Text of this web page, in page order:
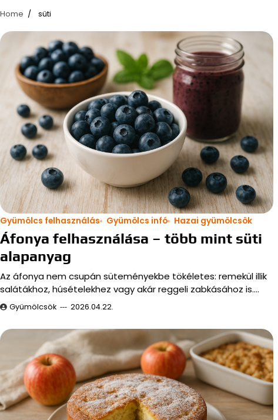
Home süti
Gyümölcs felhasználás Gyümölcs infó Hazai gyümölcsök
Áfonya felhasználása – több mint süti
alapanyag
Az áfonya nem csupán süteményekbe tökéletes: remekül illik
salátákhoz, húsételekhez vagy akár reggeli zabkásához is.…
Gyümölcsök 2026.04.22.